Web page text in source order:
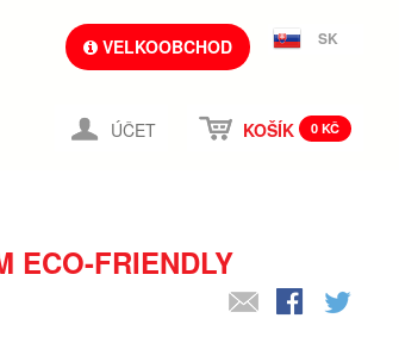
VELKOOBCHOD SK
ÚČET KOŠÍK 0 KČ
ECO-FRIENDLY